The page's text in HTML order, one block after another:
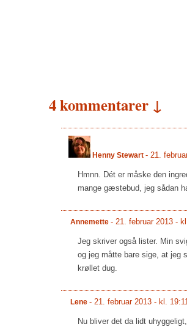
4 kommentarer ↓
Henny Stewart - 21.
Hmnn. Dét er måske den
mange gæstebud, jeg sådan
Annemette - 21. februar 2013 -
Jeg skriver også lister. Min
og jeg måtte bare sige, at jeg
krøllet dug.
Lene - 21. februar 2013 - kl.
Nu bliver det da lidt